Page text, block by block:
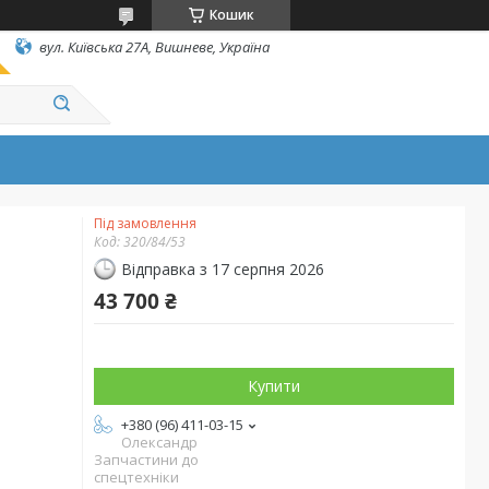
Кошик
вул. Київська 27А, Вишневе, Україна
Під замовлення
Код:320/84/53
Відправка з 17 серпня 2026
43 700 ₴
Купити
+380 (96) 411-03-15
Олександр
Запчастини до
спецтехніки